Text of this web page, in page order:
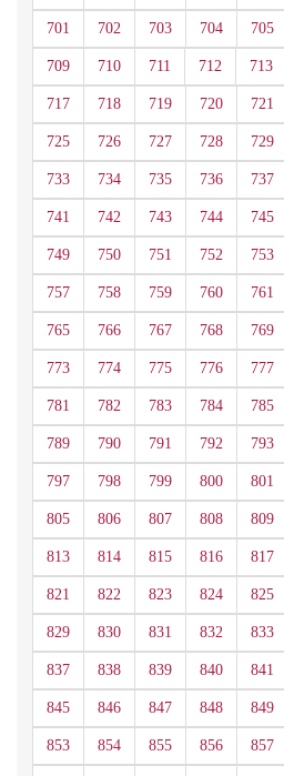
701 702 703 704 705
709 710 711 712 713
717 718 719 720 721
725 726 727 728 729
733 734 735 736 737
741 742 743 744 745
749 750 751 752 753
757 758 759 760 761
765 766 767 768 769
773 774 775 776 777
781 782 783 784 785
789 790 791 792 793
797 798 799 800 801
805 806 807 808 809
813 814 815 816 817
821 822 823 824 825
829 830 831 832 833
837 838 839 840 841
845 846 847 848 849
853 854 855 856 857